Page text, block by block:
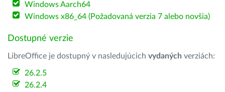
Windows Aarch64
Windows x86_64 (Požadovaná verzia 7 alebo novšia)
Dostupné verzie
LibreOffice je dostupný v nasledujúcich vydaných verziách:
26.2.5
26.2.4